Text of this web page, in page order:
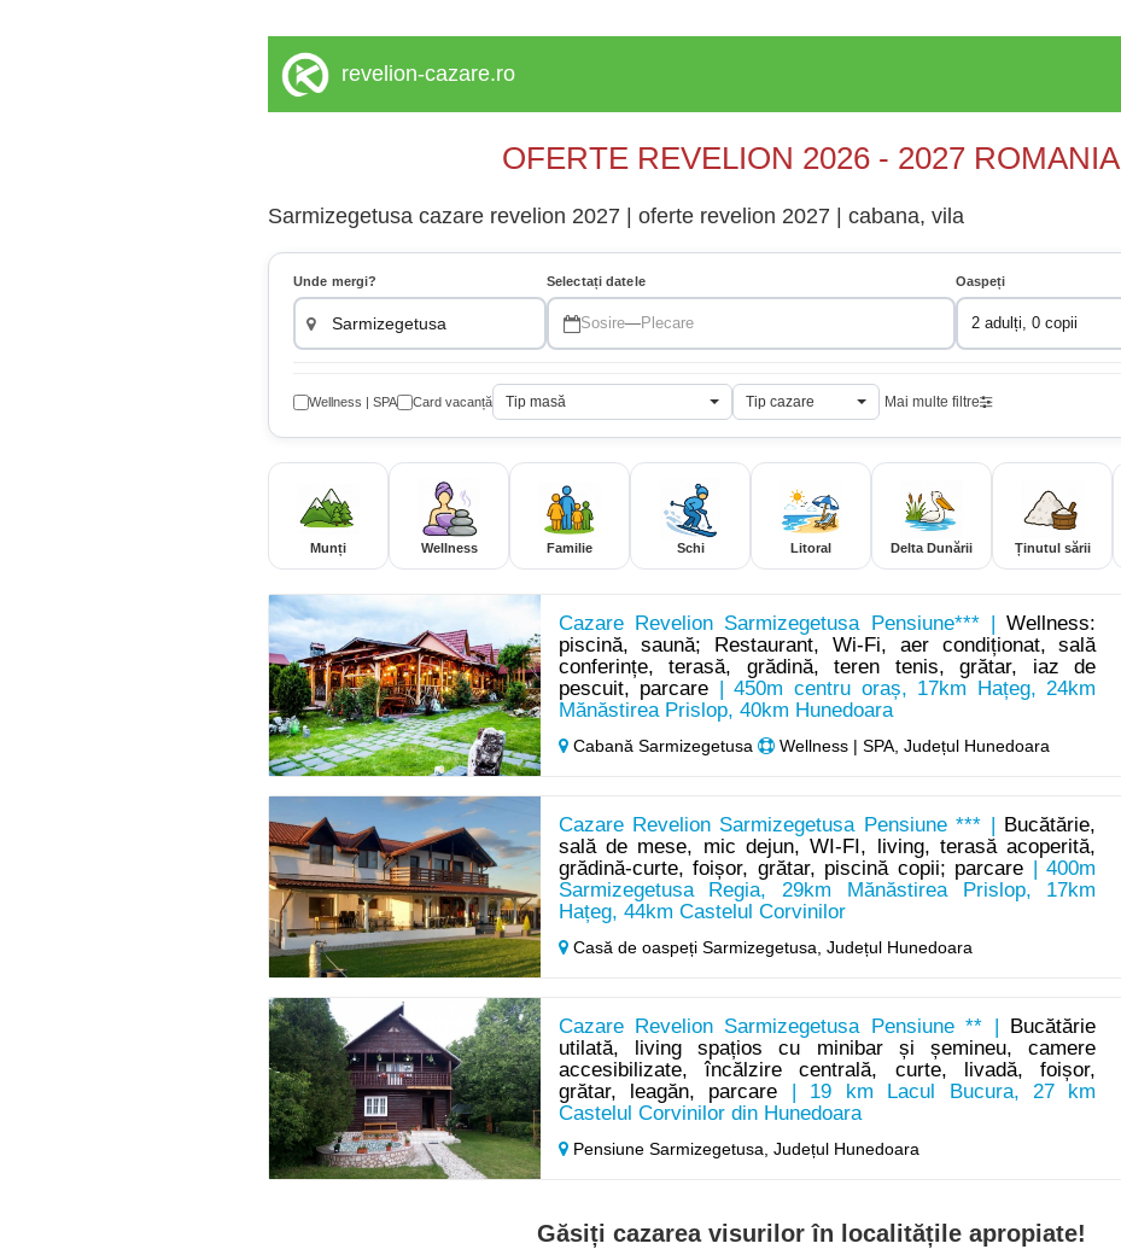
revelion-cazare.ro
OFERTE REVELION 2026 - 2027 ROMANIA
Sarmizegetusa cazare revelion 2027 | oferte revelion 2027 | cabana, vila
Unde mergi? Selectați datele
Sosire—Plecare
Oaspeți
2 adulți, 0 copii
Wellness | SPA Card vacanță Tip masă Tip cazare Mai multe filtre
Munți Wellness Familie Schi Litoral Delta Dunării Ținutul sării
Cazare Revelion Sarmizegetusa Pensiune*** |Wellness:
piscină, saună; Restaurant, Wi-Fi, aer condiționat, sală
conferințe, terasă, grădină, teren tenis, grătar, iaz de
pescuit, parcare | 450m centru oraș, 17km Hațeg, 24km
Mănăstirea Prislop, 40km Hunedoara
Cabană Sarmizegetusa Wellness | SPA, Județul Hunedoara
Cazare Revelion Sarmizegetusa Pensiune *** |
Bucătărie,
sală de mese, mic dejun, WI-FI, living, terasă acoperită,
grădină-curte, foișor, grătar, piscină copii; parcare | 400m
Sarmizegetusa Regia, 29km Mănăstirea Prislop, 17km
Hațeg, 44km Castelul Corvinilor
Casă de oaspeți Sarmizegetusa, Județul Hunedoara
Cazare Revelion Sarmizegetusa Pensiune ** |
Bucătărie
utilată, living spațios cu minibar și șemineu, camere
accesibilizate, încălzire centrală, curte, livadă, foișor,
grătar, leagăn, parcare | 19 km Lacul Bucura, 27 km
Castelul Corvinilor din Hunedoara
Pensiune Sarmizegetusa, Județul Hunedoara
Găsiți cazarea visurilor în localitățile apropiate!